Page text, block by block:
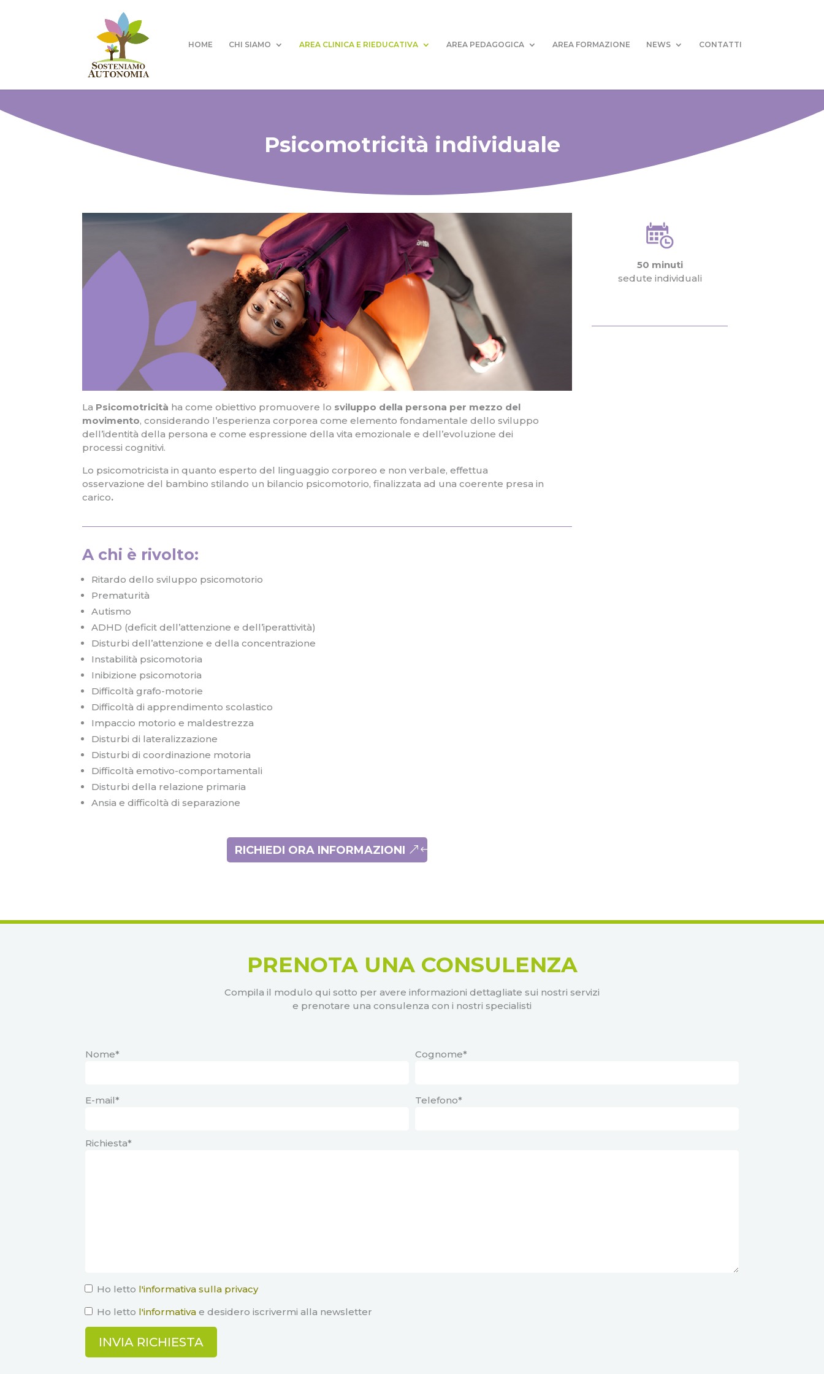
HOME CHI SIAMO AREA CLINICA E RIEDUCATIVA AREA PEDAGOGICA AREA FORMAZIONE NEWS CONTATTI
Psicomotricità individuale
La Psicomotricità ha come obiettivo promuovere lo sviluppo della persona per mezzo del
movimento, considerando l’esperienza corporea come elemento fondamentale dello sviluppo
dell’identità della persona e come espressione della vita emozionale e dell’evoluzione dei
processi cognitivi.
Lo psicomotricista in quanto esperto del linguaggio corporeo e non verbale, effettua
osservazione del bambino stilando un bilancio psicomotorio, finalizzata ad una coerente presa in
carico.
A chi è rivolto:
Ritardo dello sviluppo psicomotorio
Prematurità
Autismo
ADHD (deficit dell’attenzione e dell’iperattività)
Disturbi dell’attenzione e della concentrazione
Instabilità psicomotoria
Inibizione psicomotoria
Difficoltà grafo-motorie
Difficoltà di apprendimento scolastico
Impaccio motorio e maldestrezza
Disturbi di lateralizzazione
Disturbi di coordinazione motoria
Difficoltà emotivo-comportamentali
Disturbi della relazione primaria
Ansia e difficoltà di separazione
RICHIEDI ORA INFORMAZIONI
50 minuti
sedute individuali
PRENOTA UNA CONSULENZA
Compila il modulo qui sotto per avere informazioni dettagliate sui nostri servizi
e prenotare una consulenza con i nostri specialisti
Nome* Cognome*
E-mail* Telefono*
Richiesta*
Ho letto l'informativa sulla privacy
Ho letto l'informativa e desidero iscrivermi alla newsletter